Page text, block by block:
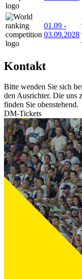
01.09 -
03.09.2028
Kontakt
Bitte wenden Sie sich
den Ausrichter. Die uns
finden Sie obenstehend.
DM-Tickets